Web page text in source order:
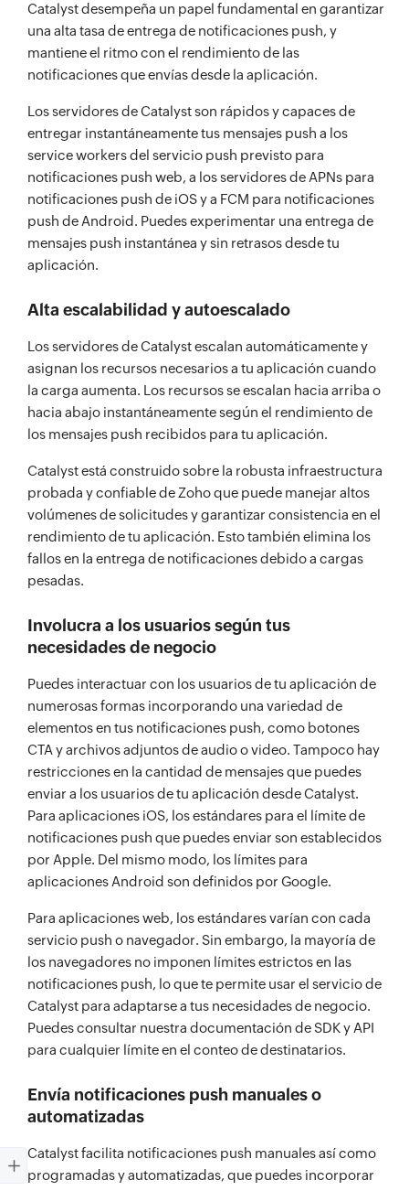
Catalyst desempeña un papel fundamental en garantizar
una alta tasa de entrega de notificaciones push, y
mantiene el ritmo con el rendimiento de las
notificaciones que envías desde la aplicación.
Los servidores de Catalyst son rápidos y capaces de
entregar instantáneamente tus mensajes push a los
service workers del servicio push previsto para
notificaciones push web, a los servidores de APNs para
notificaciones push de iOS y a FCM para notificaciones
push de Android. Puedes experimentar una entrega de
mensajes push instantánea y sin retrasos desde tu
aplicación.
Alta escalabilidad y autoescalado
Los servidores de Catalyst escalan automáticamente y
asignan los recursos necesarios a tu aplicación cuando
la carga aumenta. Los recursos se escalan hacia arriba o
hacia abajo instantáneamente según el rendimiento de
los mensajes push recibidos para tu aplicación.
Catalyst está construido sobre la robusta infraestructura
probada y confiable de Zoho que puede manejar altos
volúmenes de solicitudes y garantizar consistencia en el
rendimiento de tu aplicación. Esto también elimina los
fallos en la entrega de notificaciones debido a cargas
pesadas.
Involucra a los usuarios según tus
necesidades de negocio
Puedes interactuar con los usuarios de tu aplicación de
numerosas formas incorporando una variedad de
elementos en tus notificaciones push, como botones
CTA y archivos adjuntos de audio o video. Tampoco hay
restricciones en la cantidad de mensajes que puedes
enviar a los usuarios de tu aplicación desde Catalyst.
Para aplicaciones iOS, los estándares para el límite de
notificaciones push que puedes enviar son establecidos
por Apple. Del mismo modo, los límites para
aplicaciones Android son definidos por Google.
Para aplicaciones web, los estándares varían con cada
servicio push o navegador. Sin embargo, la mayoría de
los navegadores no imponen límites estrictos en las
notificaciones push, lo que te permite usar el servicio de
Catalyst para adaptarse a tus necesidades de negocio.
Puedes consultar nuestra documentación de SDK y API
para cualquier límite en el conteo de destinatarios.
Envía notificaciones push manuales o
automatizadas
Catalyst facilita notificaciones push manuales así como
programadas y automatizadas, que puedes incorporar